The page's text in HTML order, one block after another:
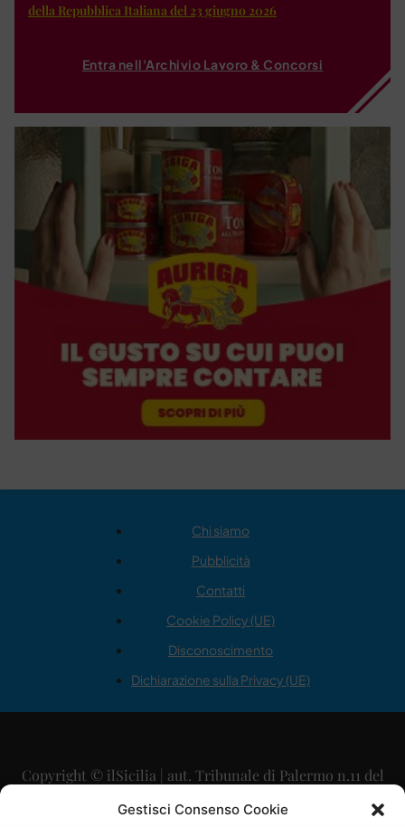
Gestisci Consenso Cookie
della Repubblica Italiana del 23 giugno 2026
Entra nell'Archivio Lavoro & Concorsi
Chi siamo
Pubblicità
Contatti
Cookie Policy (UE)
Disconoscimento
Dichiarazione sulla Privacy (UE)
Copyright © ilSicilia | aut. Tribunale di Palermo n.11 del
29/09/2015